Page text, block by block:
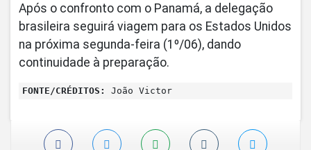
Após o confronto com o Panamá, a delegação
brasileira seguirá viagem para os Estados Unidos
na próxima segunda-feira (1º/06), dando
continuidade à preparação.
FONTE/CRÉDITOS: João Victor